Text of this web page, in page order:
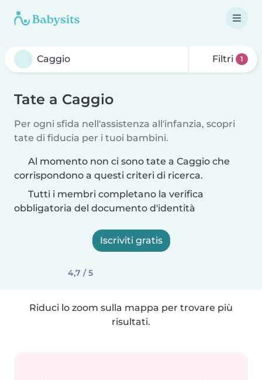
Filtri 1
Tate a Caggio
Per ogni sfida nell'assistenza all'infanzia, scopri
tate di fiducia per i tuoi bambini.
Al momento non ci sono tate a Caggio che
corrispondono a questi criteri di ricerca.
Tutti i membri completano la verifica
obbligatoria del documento d'identità
Iscriviti gratis
4,7 / 5
Riduci lo zoom sulla mappa per trovare più
risultati.